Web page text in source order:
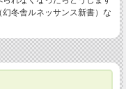
冬舎ルネッサンス新書）な